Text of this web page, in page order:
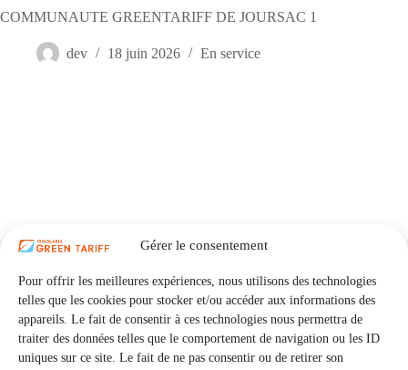
Gérer le consentement
Pour offrir les meilleures expériences, nous utilisons des technologies
telles que les cookies pour stocker et/ou accéder aux informations des
appareils. Le fait de consentir à ces technologies nous permettra de
traiter des données telles que le comportement de navigation ou les ID
uniques sur ce site. Le fait de ne pas consentir ou de retirer son
COMMUNAUTE GREENTARIFF DE JOURSAC 1
dev 18 juin 2026 En service